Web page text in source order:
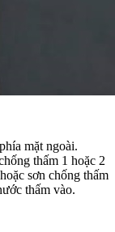
mặt ngoài.
thấm 1 hoặc 2
sơn chống thấm
thấm vào.